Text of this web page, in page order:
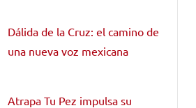
Dálida de la Cruz: el camino de
una nueva voz mexicana
Atrapa Tu Pez impulsa su